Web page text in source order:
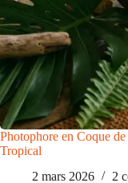
Photophore en Coque
Tropical
2 mars 2026
2